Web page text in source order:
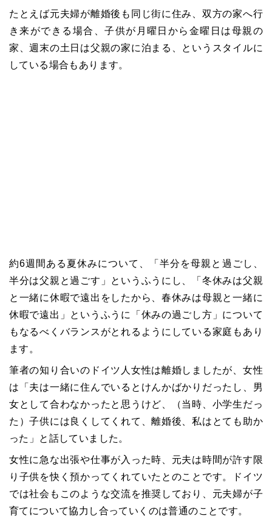
たとえば元夫婦が離婚後も同じ街に住み、双方の家へ行
き来ができる場合、子供が月曜日から金曜日は母親の
家、週末の土日は父親の家に泊まる、というスタイルに
している場合もあります。
約6週間ある夏休みについて、「半分を母親と過ごし、
半分は父親と過ごす」というふうにし、「冬休みは父親
と一緒に休暇で遠出をしたから、春休みは母親と一緒に
休暇で遠出」というふうに「休みの過ごし方」について
もなるべくバランスがとれるようにしている家庭もあり
ます。
筆者の知り合いのドイツ人女性は離婚しましたが、女性
は「夫は一緒に住んでいるとけんかばかりだったし、男
女として合わなかったと思うけど、（当時、小学生だっ
た）子供には良くしてくれて、離婚後、私はとても助か
った」と話していました。
女性に急な出張や仕事が入った時、元夫は時間が許す限
り子供を快く預かってくれていたとのことです。ドイツ
では社会もこのような交流を推奨しており、元夫婦が子
育てについて協力し合っていくのは普通のことです。